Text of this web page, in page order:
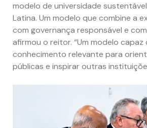
modelo de universidade
Latina. Um modelo que combine a
com governança responsável e
afirmou o reitor. “Um modelo
conhecimento relevante para
públicas e inspirar outras